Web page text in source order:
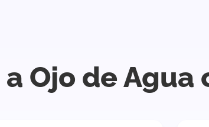
Ojo de Agua